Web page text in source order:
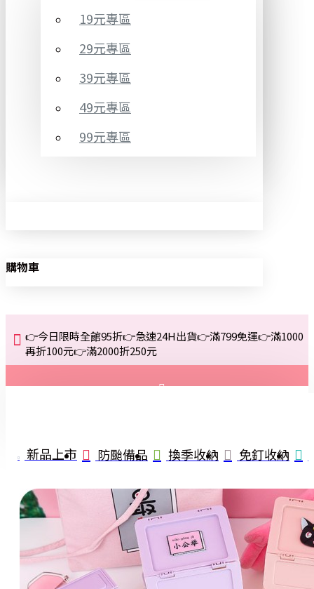
19元專區
29元專區
39元專區
49元專區
99元專區
購物車
👉今日限時全館95折👉急速24H出貨👉滿799免運👉滿1000
再折100元👉滿2000折250元
註冊
詢問
新品上市 防颱備品 換季收納 免釘收納